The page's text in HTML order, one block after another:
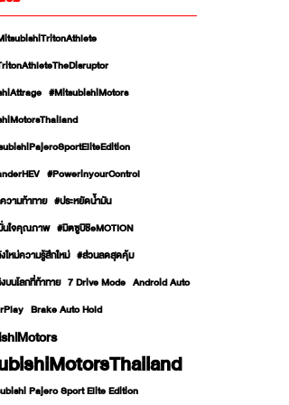
#MitsubishiMotors
#PowerinyourControl
ามท้าทาย #ประหยัดน้ำมัน
นใจคุณภาพ #มิตซูบิชิeMOTION
หม่ความรู้สึกใหม่ #ส่วนลดสุดคุ้ม
บนโลกที่ท้าทาย 7 Drive Mode Android Auto
Brake Auto Hold
Pajero Sport Elite Edition